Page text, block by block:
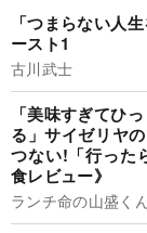
「つまらない人
ースト1
古川武士
「美味すぎてひ
る」サイゼリヤ
つない!「行った
食レビュー》
ランチ命の山盛く